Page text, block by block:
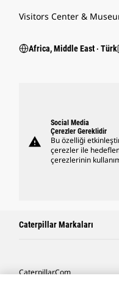
Visitors Center &
Africa, Middle East ‧ Türk
warning
Social Media
Çerezler Gereklidir
Bu özelliği
çerezler ile
çerezlerinin
Caterpillar Markaları
Caterpillar.com